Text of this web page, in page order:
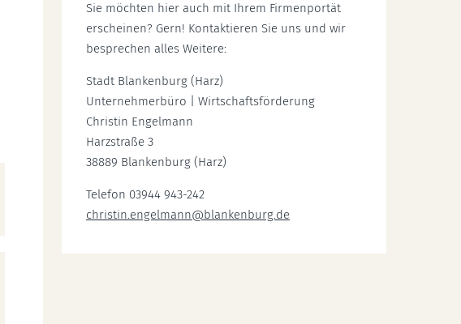
Sie möchten hier auch mit Ihrem Firmenportät
erscheinen? Gern! Kontaktieren Sie uns und wir
besprechen alles Weitere:
Stadt Blankenburg (Harz)
Unternehmerbüro | Wirtschaftsförderung
Christin Engelmann
Harzstraße 3
38889 Blankenburg (Harz)
Telefon 03944 943-242
christin.engelmann@blankenburg.de